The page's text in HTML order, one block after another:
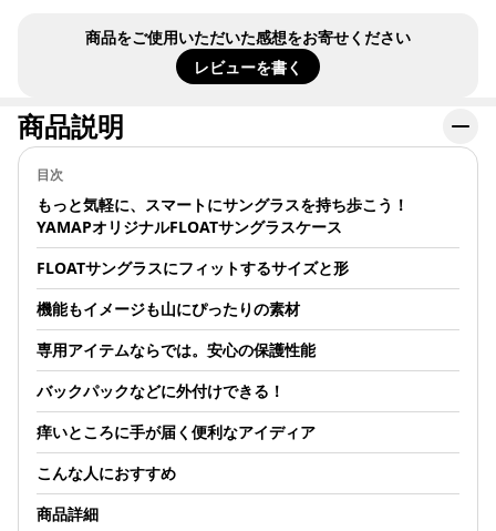
#アイテムレビュー
われ使用されてます
が、私の🕶️サングラス
ケースはいつもザック
論値段も特注なので高
いし、じゃけんには取
やぶら下げたりなど落
としたら終わりで、良
いサングラス🕶️ケース
のアイテム探してまし
た。 やっとYAMAPさ
んで見つけて購入、落
とす心配もないしいざ
サングラス🕶️もサッと
取り出せる。 購入して
良かったです。 白色も
これからもドンドンサ
ばクリアな視界
ても落ちない、
など便利。 サ
ルトに取り付け
#YAMAPSTORE
商品をご使用いただいた感想をお寄せください
レビューを書く
商品説明
目次
もっと気軽に、スマートにサングラスを持ち歩こう！
YAMAPオリジナルFLOATサングラスケース
FLOATサングラスにフィットするサイズと形
機能もイメージも山にぴったりの素材
専用アイテムならでは。安心の保護性能
バックパックなどに外付けできる！
痒いところに手が届く便利なアイディア
こんな人におすすめ
商品詳細